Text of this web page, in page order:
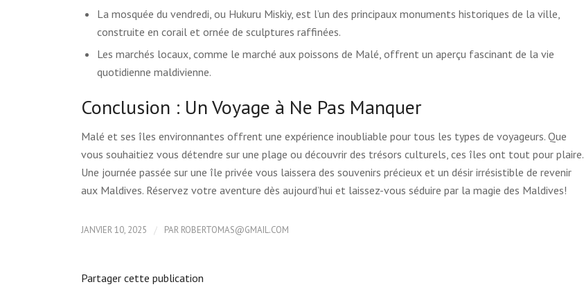
La mosquée du vendredi, ou Hukuru Miskiy, est l’un des principaux monuments historiques de la ville,
construite en corail et ornée de sculptures raffinées.
Les marchés locaux, comme le marché aux poissons de Malé, offrent un aperçu fascinant de la vie
quotidienne maldivienne.
Conclusion : Un Voyage à Ne Pas Manquer
Malé et ses îles environnantes offrent une expérience inoubliable pour tous les types de voyageurs. Que
vous souhaitiez vous détendre sur une plage ou découvrir des trésors culturels, ces îles ont tout pour plaire.
Une journée passée sur une île privée vous laissera des souvenirs précieux et un désir irrésistible de revenir
aux Maldives. Réservez votre aventure dès aujourd’hui et laissez-vous séduire par la magie des Maldives!
JANVIER 10, 2025 / PAR ROBERTOMAS@GMAIL.COM
Partager cette publication